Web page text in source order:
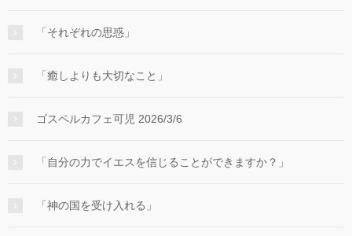
「それぞれの思惑」
「癒しよりも大切なこと」
ゴスペルカフェ可児 2026/3/6
「自分の力でイエスを信じることができますか？」
「神の国を受け入れる」